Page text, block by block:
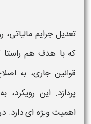
تعدیل جرایم مالیاتی،
که با هدف هم‌
قوانین جاری، به
پردازد. این
اهمیت ویژه‌ ای دارد.